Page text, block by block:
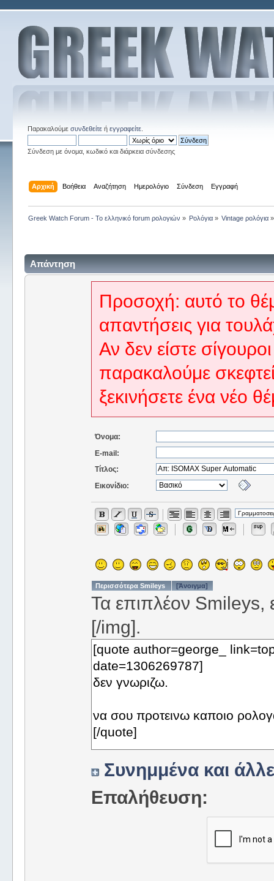
Παρακαλούμε συνδεθείτεή εγγραφείτε.
Σύνδεση με όνομα, κωδικό και διάρκεια σύνδεσης
Αρχική Βοήθεια Αναζήτηση Ημερολόγιο Σύνδεση Εγγραφή
Greek Watch Forum - Το ελληνικό forum ρολογιών » Ρολόγια » Vintage ρολόγια »
Απάντηση
Προσοχή: αυτό το
απαντήσεις για
Αν δεν είστε
παρακαλούμε
ξεκινήσετε ένα νέο
Όνομα:
E-mail:
Τίτλος:
Εικονίδιο:
Περισσότερα Smileys [Άνοιγμα]
Τα επιπλέον Smileys,
[/img].
Συνημμένα και
Επαλήθευση: